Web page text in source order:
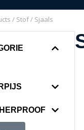
/ Stof/ Sjaals